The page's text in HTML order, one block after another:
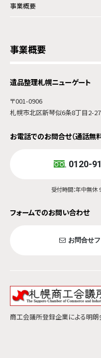
事業概要
事業概要
遺品整理札幌ニューゲート
〒001-0906
札幌市北区新琴似6条8丁目2-27
お電話でのお問合せ（通話無料
0120-
受付時間：年中無休
フォームでのお問い合わせ
お問合せ
商工会議所登録企業による明朗